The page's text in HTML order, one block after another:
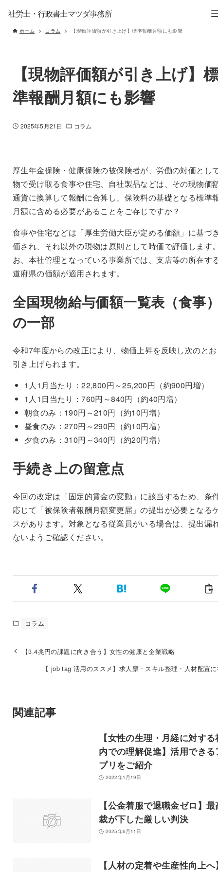
社労士・行政書士マツダ事務所
ホーム コラム 【現物評価額が引き上げ】標準報酬月額にも影響
【現物評価額が引き上げ】
準報酬月額にも影響
2025年5月21日 コラム
厚生年金保険・健康保険の被保険者が、労働の対価とし
物で受け取る食事や住宅、自社製品などは、その現物価
通貨に換算して報酬に合算し、保険料の基礎となる標準
月額に含める必要があることをご存じですか？
食事や住宅などは「厚生労働大臣が定める価額」に基づ
価され、それ以外の現物は原則として時価で評価します
お、本社管理となっている事業所では、支店等の所在す
道府県の価額が適用されます。
全国現物給与価額一覧表（食事
の一部
令和7年度からの改正により、物価上昇を反映し次のと
引き上げられます。
1人1月当たり：22,800円～25,200円（約900円増）
1人1日当たり：760円～840円（約40円増）
朝食のみ：190円～210円（約10円増）
昼食のみ：270円～290円（約10円増）
夕食のみ：310円～340円（約20円増）
手続き上の留意点
今回の改定は「固定的賃金の変動」に該当するため、条
応じて「被保険者報酬月額変更届」の提出が必要となる
スがあります。対象となる従業員がいる場合は、提出漏
ないようご確認ください。
コラム
【3.4兆円の課題に向き合う】女性の健康と企業戦略
【 job tag 活用のススメ】求人票・スキル整理・人材配置
関連記事
【女性の生理・月経に対する
内での理解促進】活用できる
プリをご紹介
2022年1月19日
【公金着服で退職金ゼロ】最
裁が下した厳しい判決
2025年6月11日
【人材の定着や生産性向上へ